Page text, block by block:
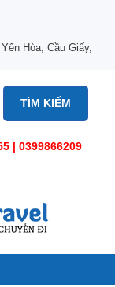
Hòa, Cầu Giấy,
| 0399866209